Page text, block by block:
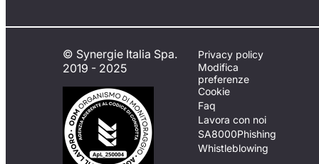
© Synergie Italia Spa.
2019 - 2025
Privacy policy
Modifica
preferenze
Cookie
Faq
Lavora con noi
SA8000Phishing
Whistleblowing